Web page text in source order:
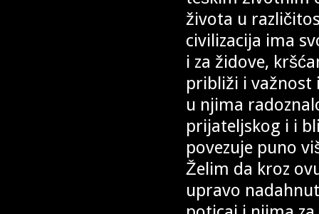
života u
civilizacija ima
i za židove,
približi i važnost
u njima
prijateljskog i i
povezuje puno
Želim da kroz
upravo